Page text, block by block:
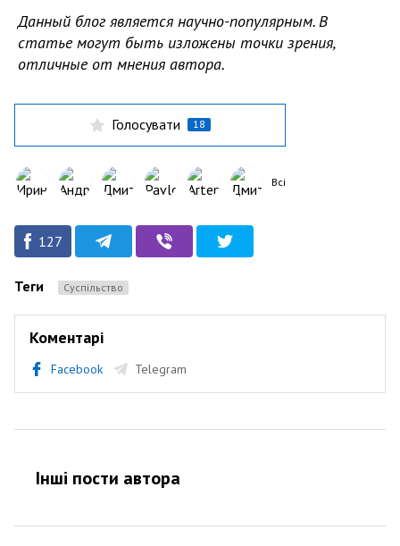
Данный блог является научно-популярным. В
статье могут быть изложены точки зрения,
отличные от мнения автора.
Голосувати 18
Всі
127
Теги Суспільство
Коментарі
Facebook Telegram
Інші пости автора